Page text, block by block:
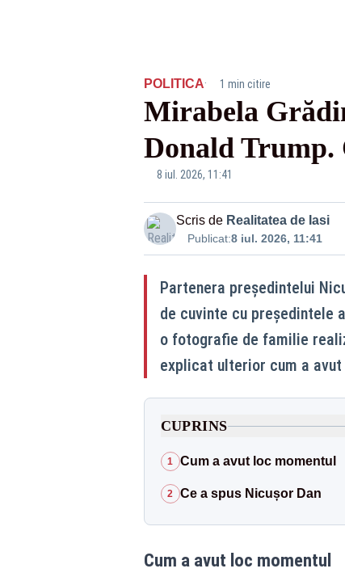
POLITICA· 1 min citire
Mirabela
Donald Trump.
8 iul. 2026, 11:41
Scris de Realitatea de Iasi
Publicat:8 iul. 2026, 11:41
Partenera președintelui
de cuvinte cu președintele
o fotografie de familie
explicat ulterior cum a
CUPRINS
1 Cum a avut loc momentul
2 Ce a spus Nicușor Dan
Cum a avut loc momentul